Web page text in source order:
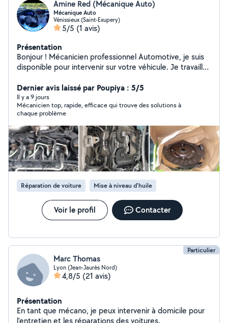
Amine Red (Mécanique Auto)
Mécanique Auto
Vénissieux (Saint-Exupery)
5/5 (1 avis)
Présentation
Bonjour ! Mécanicien professionnel Automotive, je suis
disponible pour intervenir sur votre véhicule. Je travaille
ce que vous êtes disponible pour que l'on fasse le point
sur votre besoin ? À bientôt !"
Dernier avis laissé par Poupiya : 5/5
Il y a 9 jours
Mécanicien top, rapide, efficace qui trouve des solutions à
chaque problème
Réparation de voiture Mise à niveau d'huile
Voir le profil Contacter
Particulier
Marc Thomas
Lyon (Jean-Jaurès Nord)
4,8/5 (21 avis)
Présentation
En tant que mécano, je peux intervenir à domicile pour
l’entretien et les réparations des voitures.